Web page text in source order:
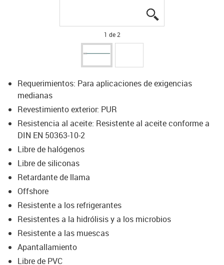
1 de 2
Requerimientos: Para aplicaciones de exigencias
medianas
Revestimiento exterior: PUR
Resistencia al aceite: Resistente al aceite conforme a
DIN EN 50363-10-2
Libre de halógenos
Libre de siliconas
Retardante de llama
Offshore
Resistente a los refrigerantes
Resistentes a la hidrólisis y a los microbios
Resistente a las muescas
Apantallamiento
Libre de PVC